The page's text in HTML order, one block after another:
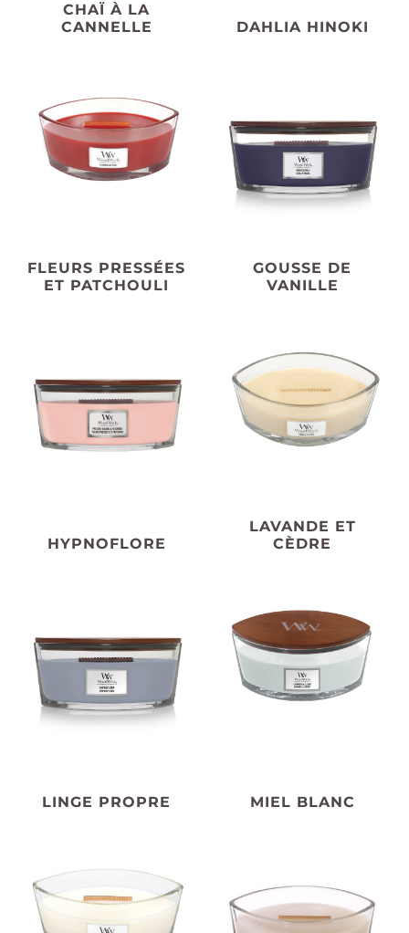
CHAÏ À LA
CANNELLE
DAHLIA HINOKI
FLEURS PRESSÉES
ET PATCHOULI
GOUSSE DE
VANILLE
HYPNOFLORE
LAVANDE ET
CÈDRE
LINGE PROPRE MIEL BLANC